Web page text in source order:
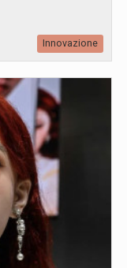
Innovazione